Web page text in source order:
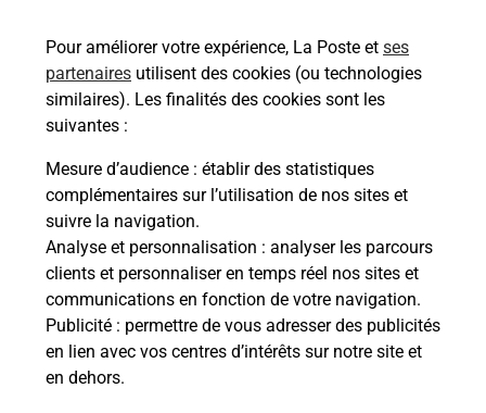
Pour améliorer votre expérience, La Poste et ses
partenaires utilisent des cookies (ou technologies
similaires). Les finalités des cookies sont les
suivantes :
Mesure d’audience : établir des statistiques
complémentaires sur l’utilisation de nos sites et
suivre la navigation.
Analyse et personnalisation : analyser les parcours
clients et personnaliser en temps réel nos sites et
communications en fonction de votre navigation.
Publicité : permettre de vous adresser des publicités
en lien avec vos centres d’intérêts sur notre site et
en dehors.
Questions fréquemment posées
Quel réseau utilise La Poste Mobile ?
Est-ce que je peux garder mon
numéro de mobile gratuitement ?
Est-ce que je peux bénéficier de la 5G
avec La Poste Mobile ?